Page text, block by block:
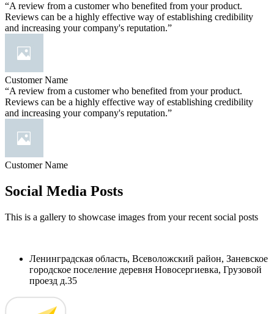
“A review from a customer who benefited from your product.
Reviews can be a highly effective way of establishing credibility
and increasing your company's reputation.”
Customer Name
“A review from a customer who benefited from your product.
Reviews can be a highly effective way of establishing credibility
and increasing your company's reputation.”
Customer Name
Social Media Posts
This is a gallery to showcase images from your recent social posts
Ленинградская область, Всеволожский район, Заневское
городское поселение деревня Новосергиевка, Грузовой
проезд д.35